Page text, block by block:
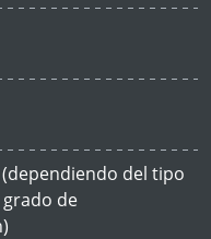
(dependiendo del tipo
de